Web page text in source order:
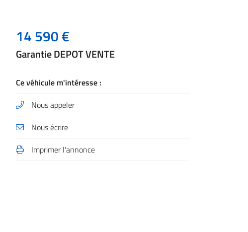
14 590 €
Garantie DEPOT VENTE
Ce véhicule m'intéresse :
Nous appeler
Nous écrire
Imprimer l'annonce